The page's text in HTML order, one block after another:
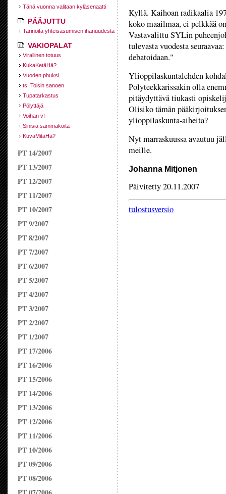
Tänä vuonna valitaan kyläsenaatti
PÄÄJUTTU
Tarinoita yhteisasumisen ihanuudesta
VAKIOPALAT
Virallinen totuus
KukaKetäHä?
Vuoden phuksi
ts. Toisin sanoen
Tupatarkastus
Pölyttäjä
Voihan v!
Sinisiä sammakoita
KuvaMitäHä?
PT 14/2007
PT 13/2007
PT 12/2007
PT 11/2007
PT 10/2007
PT 9/2007
PT 8/2007
PT 7/2007
PT 6/2007
PT 5/2007
PT 4/2007
PT 3/2007
PT 2/2007
PT 1/2007
PT 17/2006
PT 16/2006
PT 15/2006
PT 14/2006
PT 13/2006
PT 12/2006
PT 11/2006
PT 10/2006
PT 09/2006
PT 08/2006
Kyllä. Kaihoan radikaalia
koko maailmaa, ei pelkkää
Vastavalittu SYLin
tulevasta vuodesta
debatoidaan."
Ylioppilaskuntalehden
Polyteekkarissakin olla
pitäydyttävä tiukasti
Olisiko tämän
ylioppilaskunta-aiheita?
Nyt marraskuussa avautuu
meille.
Johanna Mitjonen
Päivitetty 20.11.2007
tulostusversio